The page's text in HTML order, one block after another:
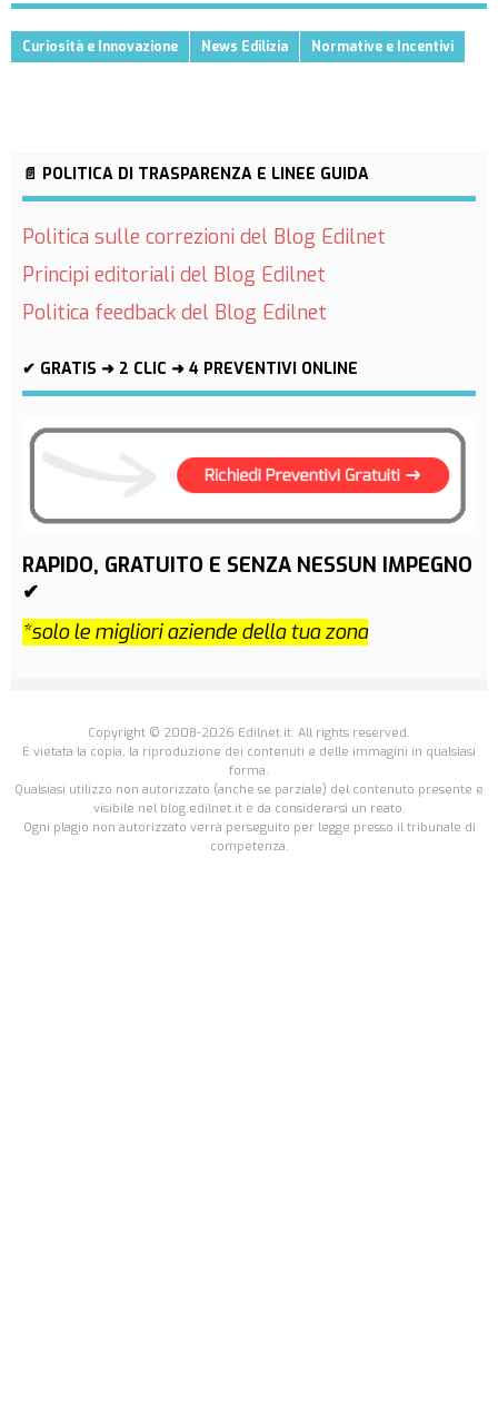
Curiosità e Innovazione News Edilizia Normative e Incentivi
📄 POLITICA DI TRASPARENZA E LINEE GUIDA
Politica sulle correzioni del Blog Edilnet
Principi editoriali del Blog Edilnet
Politica feedback del Blog Edilnet
✔ GRATIS ➜ 2 CLIC ➜ 4 PREVENTIVI ONLINE
RAPIDO, GRATUITO E SENZA NESSUN IMPEGNO
✔
*solo le migliori aziende della tua zona
Copyright © 2008-2026 Edilnet.it. All rights reserved.
É vietata la copia, la riproduzione dei contenuti e delle immagini in qualsiasi
forma.
Qualsiasi utilizzo non autorizzato (anche se parziale) del contenuto presente e
visibile nel blog.edilnet.it è da considerarsi un reato.
Ogni plagio non autorizzato verrà perseguito per legge presso il tribunale di
competenza.